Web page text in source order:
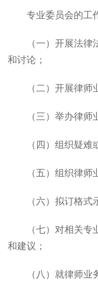
专业委员会的工
（一）开展法
和讨论；
（二）开展律师
（三）举办律师
（四）组织疑难
（五）组织律师
（六）拟订格式
（七）对相关
和建议；
（八）就律师